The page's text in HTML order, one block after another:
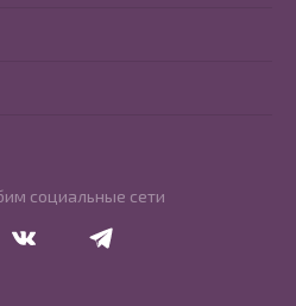
социальные сети